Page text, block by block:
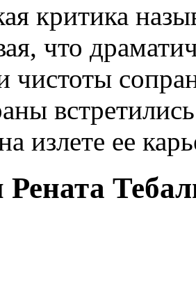
критика
что
чистоты
излете ее